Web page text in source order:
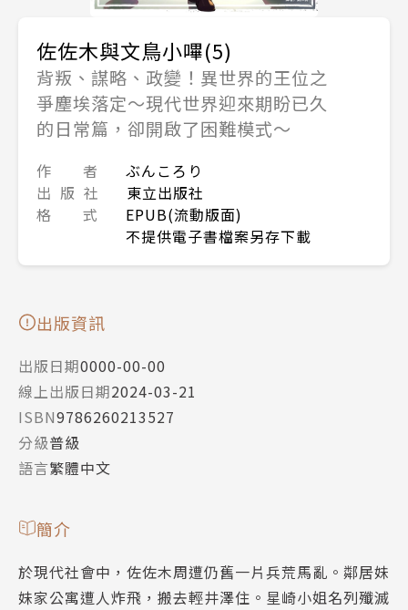
佐佐木與文鳥小嗶(5)
背叛、謀略、政變！異世界的王位之
爭塵埃落定～現代世界迎來期盼已久
的日常篇，卻開啟了困難模式～
作 者
ぶんころり
出 版 社
東立出版社
格 式
EPUB(流動版面)
不提供電子書檔案另存下載
出版資訊
出版日期0000-00-00
線上出版日期2024-03-21
ISBN9786260213527
分級普級
語言繁體中文
簡介
於現代社會中，佐佐木周遭仍舊一片兵荒馬亂。鄰居妹
妹家公寓遭人炸飛，搬去輕井澤住。星崎小姐名列殲滅